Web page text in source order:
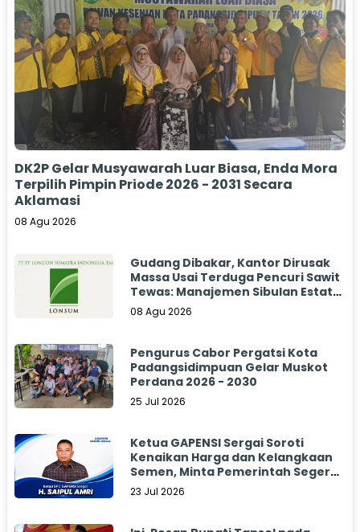
DK2P Gelar Musyawarah Luar Biasa, Enda Mora
Terpilih Pimpin Priode 2026 - 2031 Secara
Aklamasi
08 Agu 2026
Gudang Dibakar, Kantor Dirusak
Massa Usai Terduga Pencuri Sawit
Tewas: Manajemen Sibulan Estate
Bungkam
08 Agu 2026
Pengurus Cabor Pergatsi Kota
Padangsidimpuan Gelar Muskot
Perdana 2026 - 2030
25 Jul 2026
Ketua GAPENSI Sergai Soroti
Kenaikan Harga dan Kelangkaan
Semen, Minta Pemerintah Segera
Bertindak
23 Jul 2026